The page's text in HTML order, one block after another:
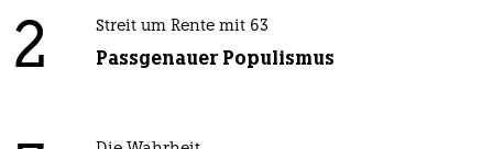
2 Streit um Rente mit 63
Passgenauer Populismus